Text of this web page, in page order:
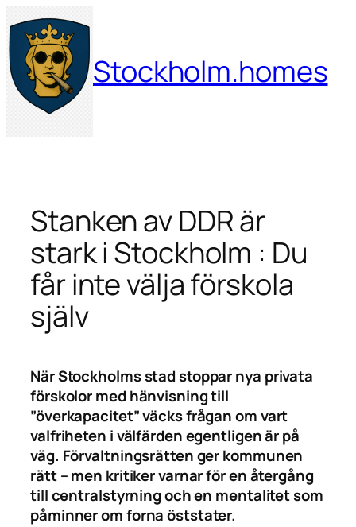
Hoppa
till
innehåll
Stockholm.homes
Stanken av DDR är
stark i Stockholm : Du
får inte välja förskola
själv
När Stockholms stad stoppar nya privata
förskolor med hänvisning till
”överkapacitet” väcks frågan om vart
valfriheten i välfärden egentligen är på
väg. Förvaltningsrätten ger kommunen
rätt – men kritiker varnar för en återgång
till centralstyrning och en mentalitet som
påminner om forna öststater.